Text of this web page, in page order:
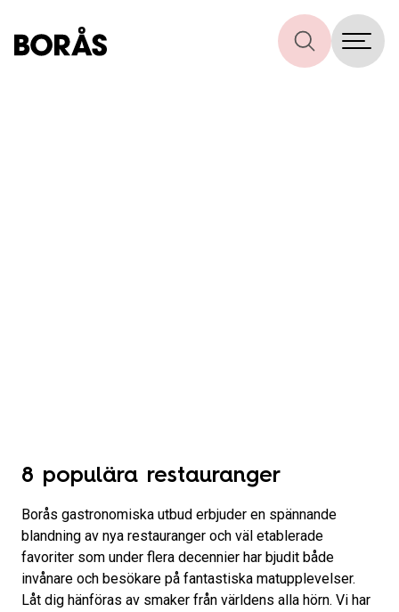
8 populära restauranger
Borås gastronomiska utbud erbjuder en spännande
blandning av nya restauranger och väl etablerade
favoriter som under flera decennier har bjudit både
invånare och besökare på fantastiska matupplevelser.
Låt dig hänföras av smaker från världens alla hörn. Vi har